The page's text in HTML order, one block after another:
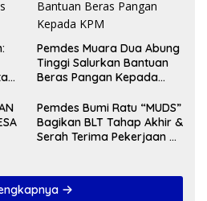
Pemdes Muara Dua Abung
Tinggi Salurkan Bantuan
Beras Pangan Kepada
Pemdes Bumi Ratu “MUDS”
Bagikan BLT Tahap Akhir &
Serah Terima Pekerjaan Di